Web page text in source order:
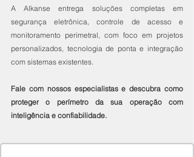
A Alkanse entrega soluções completas em
segurança eletrônica, controle de acesso e
monitoramento perimetral, com foco em projetos
personalizados, tecnologia de ponta e integração
com sistemas existentes.
Fale com nossos especialistas e descubra como
proteger o perímetro da sua operação com
inteligência e confiabilidade.